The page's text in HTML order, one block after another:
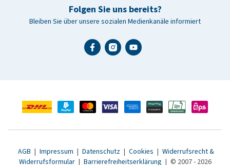
Folgen Sie uns bereits?
Bleiben Sie über unsere sozialen Medienkanäle informiert
AGB | Impressum | Datenschutz | Cookies | Widerrufsrecht &
Widerrufsformular | Barrierefreiheitserklärung | © 2007 - 2026